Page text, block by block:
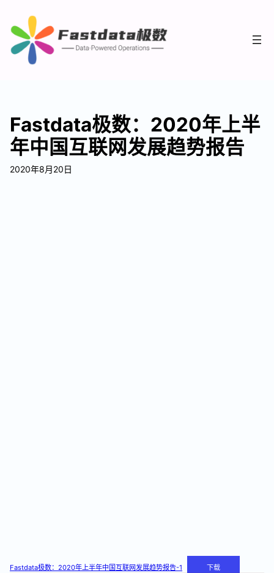
Fastdata极数：2020年上半
年中国互联网发展趋势报告
2020年8月20日
Fastdata极数：2020年上半年中国互联网发展趋势报告-1 下载